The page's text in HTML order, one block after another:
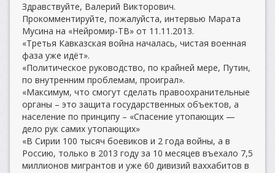
Здравствуйте, Валерий Викторович.
Прокомментируйте, пожалуйста, интервью Марата
Мусина на «Нейромир-ТВ» от 11.11.2013.
«Третья Кавказская война началась, чистая военная
фаза уже идёт».
«Политическое руководство, по крайней мере, Путин,
по внутренним проблемам, проиграл».
«Максимум, что смогут сделать правоохранительные
органы – это защита государственных объектов, а
население по принципу – «Спасение утопающих —
дело рук самих утопающих»
«В Сирии 100 тысяч боевиков и 2 года войны, а в
Россию, только в 2013 году за 10 месяцев въехало 7,5
миллионов мигрантов и уже 60 дивизий ваххабитов в